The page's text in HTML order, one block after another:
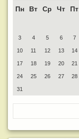
Пн Вт Ср Чт Пт
3 4 5 6 7
10 11 12 13 14
17 18 19 20 21
24 25 26 27 28
31